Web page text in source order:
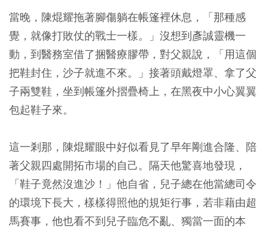
當晚，陳焜耀拖著腳傷躺在帳篷裡休息，「那種感
覺，就像打敗仗的戰士一樣。」沒想到彥誠靈機一
動，到醫務室借了捆醫療膠帶，對父親說，「用這個
把鞋封住，沙子就進不來。」接著頭戴燈罩、拿了父
子兩雙鞋，坐到帳篷外摺疊椅上，在黑夜中小心翼翼
包起鞋子來。
這一剎那，陳焜耀眼中好似看見了早年剛進合隆、陪
著父親四處開拓市場的自己。隔天他驚喜地發現，
「鞋子竟然沒進沙！」他自省，兒子總在他當總司令
的環境下長大，樣樣得照他的規矩行事，若非藉由超
馬賽事，他也看不到兒子臨危不亂、獨當一面的本